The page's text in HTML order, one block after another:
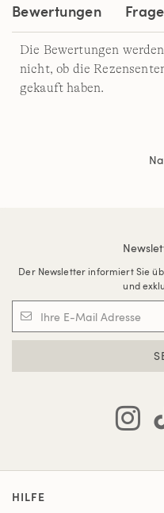
Bewertungen
Die Bewertungen
nicht, ob die
gekauft haben.
Der Newsletter informiert Sie
und
HILFE